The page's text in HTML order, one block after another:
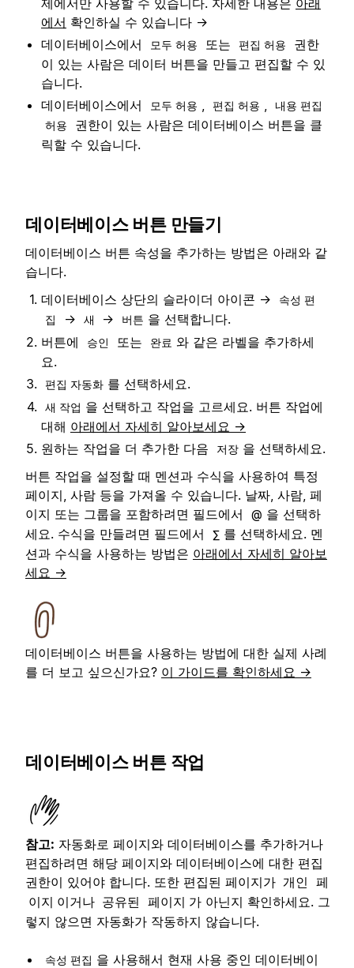
제에서만 사용할 수 있습니다. 자세한 내용은 아래
에서 확인하실 수 있습니다 →
데이터베이스에서
모두 허용 또는 편집 허용
권한
이 있는 사람은 데이터 버튼을 만들고 편집할 수 있
습니다.
데이터베이스에서
모두 허용 , 편집 허용 ,
내용 편집
허용
권한이 있는 사람은 데이터베이스 버튼을 클
릭할 수 있습니다.
데이터베이스 버튼 만들기
데이터베이스 버튼 속성을 추가하는 방법은 아래와 같
습니다.
데이터베이스 상단의 슬라이더 아이콘 →
속성 편
집
→ 새 → 버튼 을 선택합니다.
버튼에
승인 또는 완료 와 같은 라벨을 추가하세
요.
편집 자동화 를 선택하세요.
새 작업 을 선택하고 작업을 고르세요. 버튼 작업에
대해 아래에서 자세히 알아보세요 →
원하는 작업을 더 추가한 다음
저장 을 선택하세요.
버튼 작업을 설정할 때 멘션과 수식을 사용하여 특정
페이지, 사람 등을 가져올 수 있습니다. 날짜, 사람, 페
이지 또는 그룹을 포함하려면 필드에서
@ 을 선택하
세요. 수식을 만들려면 필드에서
∑ 를 선택하세요. 멘
션과 수식을 사용하는 방법은 아래에서 자세히 알아보
세요 →
데이터베이스 버튼을 사용하는 방법에 대한 실제 사례
를 더 보고 싶으신가요? 이 가이드를 확인하세요 →
데이터베이스 버튼 작업
참고: 자동화로 페이지와 데이터베이스를 추가하거나
편집하려면 해당 페이지와 데이터베이스에 대한 편집
권한이 있어야 합니다. 또한 편집된 페이지가 개인 페
이지 이거나 공유된 페이지 가 아닌지 확인하세요. 그
렇지 않으면 자동화가 작동하지 않습니다.
속성 편집 을 사용해서 현재 사용 중인 데이터베이